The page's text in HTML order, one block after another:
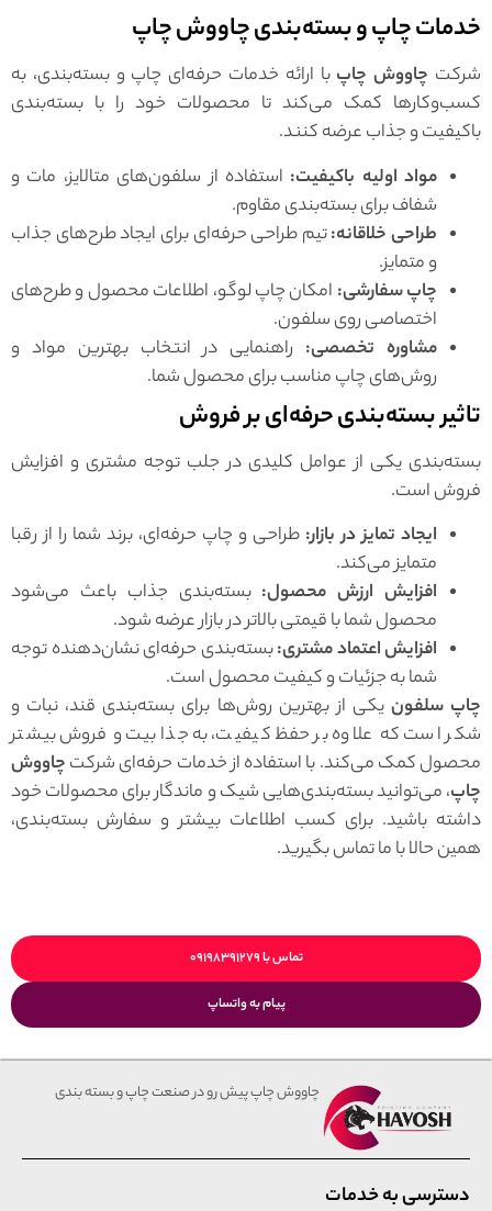
خدمات چاپ و بسته‌بندی چاووش چاپ
شرکت چاووش چاپ با ارائه خدمات حرفه‌ای چاپ و بسته‌بندی، به
کسب‌وکارها کمک می‌کند تا محصولات خود را با بسته‌بندی
باکیفیت و جذاب عرضه کنند.
مواد اولیه باکیفیت: استفاده از سلفون‌های متالایز، مات و
شفاف برای بسته‌بندی مقاوم.
طراحی خلاقانه:تیم طراحی حرفه‌ای برای ایجاد طرح‌های جذاب
و متمایز.
چاپ سفارشی: امکان چاپ لوگو، اطلاعات محصول و طرح‌های
اختصاصی روی سلفون.
مشاوره تخصصی: راهنمایی در انتخاب بهترین مواد و
روش‌های چاپ مناسب برای محصول شما.
تاثیر بسته‌بندی حرفه‌ای بر فروش
بسته‌بندی یکی از عوامل کلیدی در جلب توجه مشتری و افزایش
فروش است.
ایجاد تمایز در بازار: طراحی و چاپ حرفه‌ای، برند شما را از رقبا
متمایز می‌کند.
افزایش ارزش محصول: بسته‌بندی جذاب باعث می‌شود
محصول شما با قیمتی بالاتر در بازار عرضه شود.
افزایش اعتماد مشتری:بسته‌بندی حرفه‌ای نشان‌دهنده توجه
شما به جزئیات و کیفیت محصول است.
چاپ سلفون یکی از بهترین روش‌ها برای بسته‌بندی قند، نبات و
شکر است که علاوه بر حفظ کیفیت، به جذابیت و فروش بیشتر
محصول کمک می‌کند. با استفاده از خدمات حرفه‌ای شرکتچاووش
چاپ، می‌توانید بسته‌بندی‌هایی شیک و ماندگار برای محصولات خود
داشته باشید. برای کسب اطلاعات بیشتر و سفارش بسته‌بندی،
همین حالا با ما تماس بگیرید.
تماس با ۰۹۱۹۸۳۹۱۲۷۹
پیام به واتساپ
چاووش چاپ پیش رو در صنعت چاپ و بسته بندی
دسترسی به خدمات